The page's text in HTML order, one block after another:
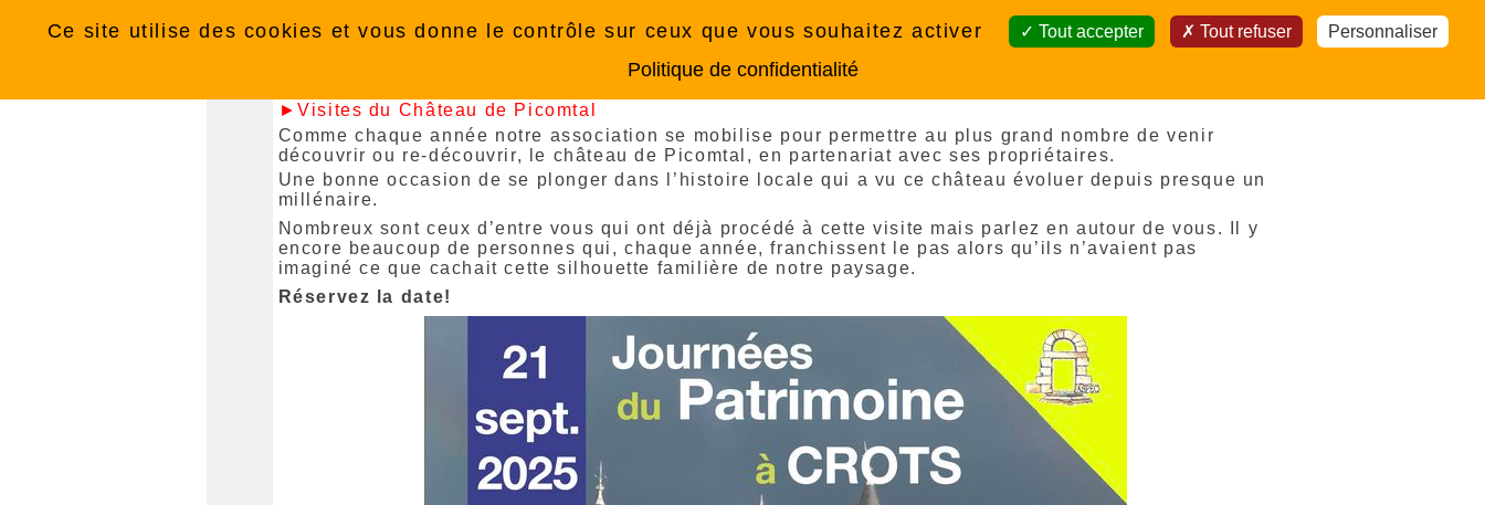
Agenda du Dimanche 21 Septembre 2025
►Visites du Château de Picomtal
Comme chaque année notre association se mobilise pour permettre au plus grand nombre de venir
découvrir ou re-découvrir, le château de Picomtal, en partenariat avec ses propriétaires.
Une bonne occasion de se plonger dans l’histoire locale qui a vu ce château évoluer depuis presque un
millénaire.
Nombreux sont ceux d’entre vous qui ont déjà procédé à cette visite mais parlez en autour de vous. Il y
encore beaucoup de personnes qui, chaque année, franchissent le pas alors qu’ils n’avaient pas
imaginé ce que cachait cette silhouette familière de notre paysage.
Réservez la date!
Ce site utilise des cookies et vous donne le contrôle sur ceux que vous souhaitez activer Tout accepter Tout refuser Personnaliser
Politique de confidentialité